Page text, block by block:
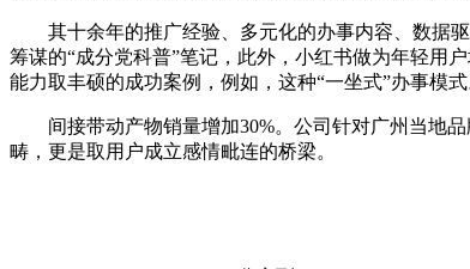
其十余年的推广经验、多元化的办事内容、数据驱
筹谋的“成分党科普”笔记，此外，小红书做为年轻用
能力取丰硕的成功案例，例如，这种“一坐式”办事模式
间接带动产物销量增加30%。公司针对广州当地品
畴，更是取用户成立感情毗连的桥梁。